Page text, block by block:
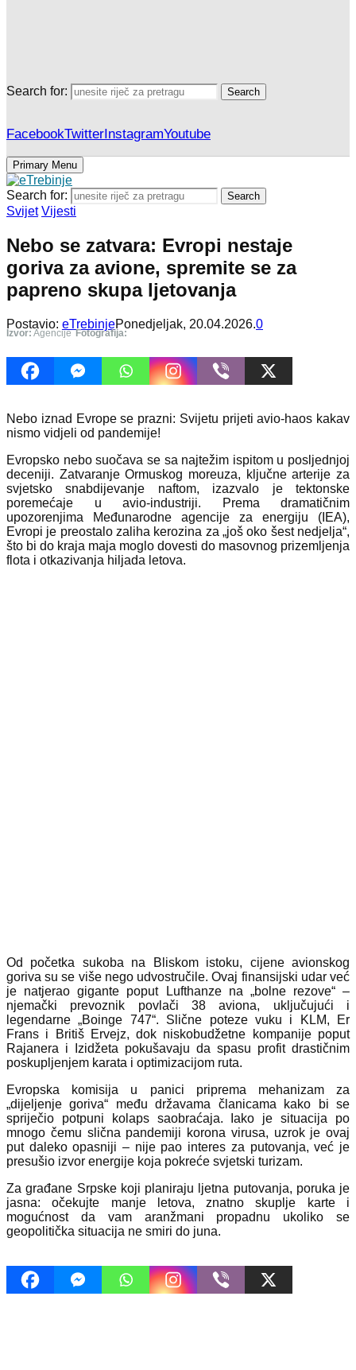
Search for: Search
FacebookTwitterInstagramYoutube
Primary Menu
Search for: Search
Svijet Vijesti
Nebo se zatvara: Evropi nestaje
goriva za avione, spremite se za
papreno skupa ljetovanja
Postavio: eTrebinjePonedjeljak, 20.04.2026.0
Izvor: Agencije Fotografija:
Nebo iznad Evrope se prazni: Svijetu prijeti avio-haos kakav
nismo vidjeli od pandemije!
Evropsko nebo suočava se sa najtežim ispitom u posljednjoj
deceniji. Zatvaranje Ormuskog moreuza, ključne arterije za
svjetsko snabdijevanje naftom, izazvalo je tektonske
poremećaje u avio-industriji. Prema dramatičnim
upozorenjima Međunarodne agencije za energiju (IEA),
Evropi je preostalo zaliha kerozina za „još oko šest nedjelja“,
što bi do kraja maja moglo dovesti do masovnog prizemljenja
flota i otkazivanja hiljada letova.
Od početka sukoba na Bliskom istoku, cijene avionskog
goriva su se više nego udvostručile. Ovaj finansijski udar već
je natjerao gigante poput Lufthanze na „bolne rezove“ –
njemački prevoznik povlači 38 aviona, uključujući i
legendarne „Boinge 747“. Slične poteze vuku i KLM, Er
Frans i Britiš Ervejz, dok niskobudžetne kompanije poput
Rajanera i Izidžeta pokušavaju da spasu profit drastičnim
poskupljenjem karata i optimizacijom ruta.
Evropska komisija u panici priprema mehanizam za
„dijeljenje goriva“ među državama članicama kako bi se
spriječio potpuni kolaps saobraćaja. Iako je situacija po
mnogo čemu slična pandemiji korona virusa, uzrok je ovaj
put daleko opasniji – nije pao interes za putovanja, već je
presušio izvor energije koja pokreće svjetski turizam.
Za građane Srpske koji planiraju ljetna putovanja, poruka je
jasna: očekujte manje letova, znatno skuplje karte i
mogućnost da vam aranžmani propadnu ukoliko se
geopolitička situacija ne smiri do juna.